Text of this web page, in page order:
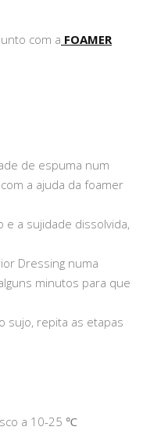
com a FOAMER
de espuma num
a ajuda da foamer
a sujidade dissolvida,
Dressing numa
minutos para que
sujo, repita as etapas
a 10-25 ℃